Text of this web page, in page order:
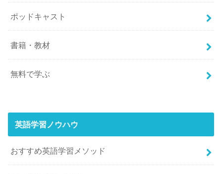
ポッドキャスト
書籍・教材
無料で学ぶ
英語学習ノウハウ
おすすめ英語学習メソッド